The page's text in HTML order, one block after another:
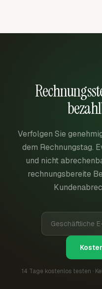
Verfolgen Sie
dem Rechnungstag.
und nicht
rechnungsbereite
14 Tage kostenlos testen ·